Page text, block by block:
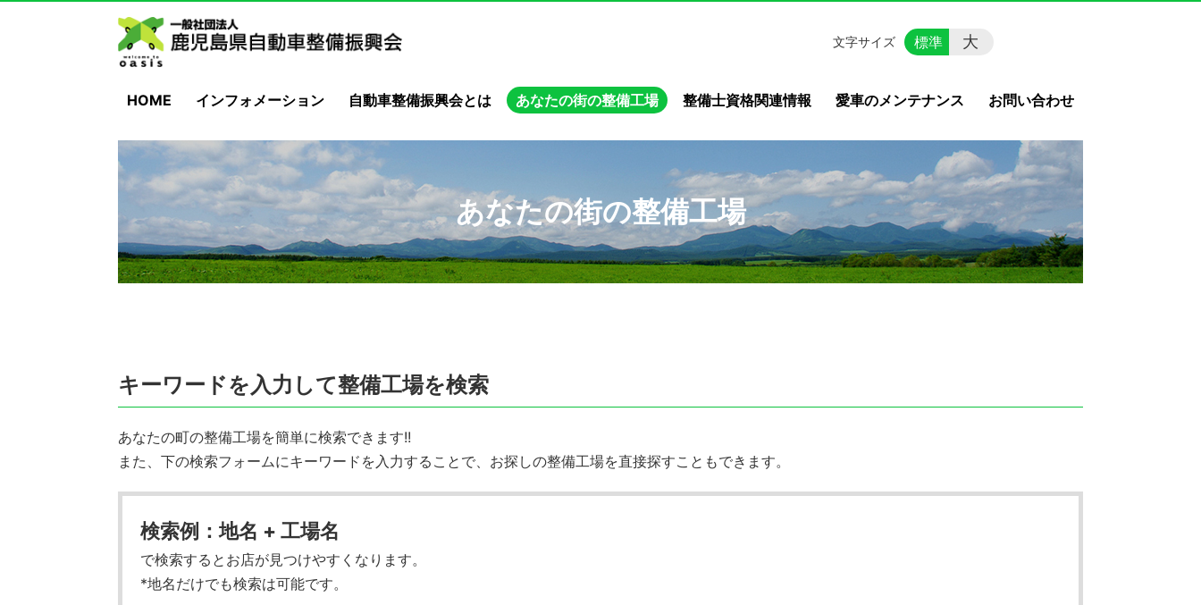
HOME インフォメーション 自動車整備振興会とは あなたの街の整備工場 整備士資格関連情報 愛車のメンテナンス お問い合わせ
文字サイズ 標準 大
あなたの街の整備工場
キーワードを入力して整備工場を検索
あなたの町の整備工場を簡単に検索できます!!
また、下の検索フォームにキーワードを入力することで、お探しの整備工場を直接探すこともできます。
検索例：地名 + 工場名
で検索するとお店が見つけやすくなります。
*地名だけでも検索は可能です。